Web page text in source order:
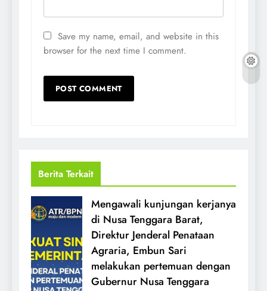
Save my name, email, and website in this
browser for the next time I comment.
Berita Terkait
Mengawali kunjungan kerjanya
di Nusa Tenggara Barat,
Direktur Jenderal Penataan
Agraria, Embun Sari
melakukan pertemuan dengan
Gubernur Nusa Tenggara